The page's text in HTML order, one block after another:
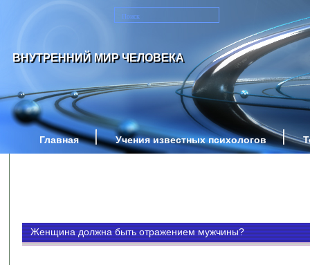
ВНУТРЕННИЙ МИР ЧЕЛОВЕКА
Главная Учения известных психологов
Женщина должна быть отражением мужчины?